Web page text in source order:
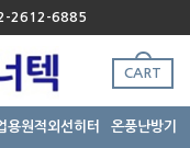
2612-6885
CART
용원적외선히터
온풍난방기